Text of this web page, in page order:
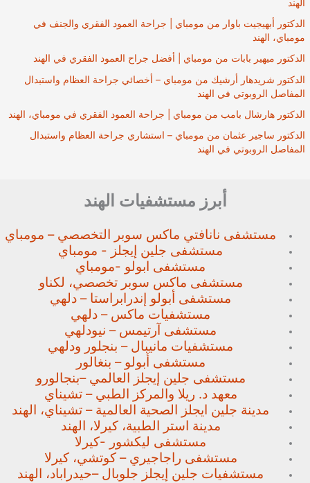
الهند
الدكتور أبهيجيت باوار من مومباي | جراحة العمود الفقري والجنف في
مومباي، الهند
الدكتور ميهير بابات من مومباي | أفضل جراح العمود الفقري في الهند
الدكتور شريدهار أرشيك من مومباي – أخصائي جراحة العظام واستبدال
المفاصل الروبوتي في الهند
الدكتور هارشال بامب من مومباي | جراحة العمود الفقري في مومباي، الهند
الدكتور ساجير عثمان من مومباي – استشاري جراحة العظام واستبدال
المفاصل الروبوتي في الهند
أبرز مستشفيات الهند
مستشفى نانافتي ماكس سوبر التخصصي – مومباي
مستشفى جلين إيجلز - مومباي
مستشفى ابولو -مومباي
مستشفى ماكس سوبر تخصصي، لكناو
مستشفى أبولو إندرابراستا – دلهي
مستشفيات ماكس – دلهي
مستشفى آرتيمس – نيودلهي
مستشفيات مانيبال – بنجلور ودلهي
مستشفى أبولو – بنغالور
مستشفى جلين إيجلز العالمي –بنجالورو
معهد د. ريلا والمركز الطبي – تشيناي
مدينة جلين ايجلز الصحية العالمية – تشيناي، الهند
مدينة استر الطبية، كيرلا، الهند
مستشفى ليكشور -كيرلا
مستشفى راجاجيري – كوتشي، كيرلا
مستشفيات جلين إيجلز جلوبال –حيدراباد، الهند